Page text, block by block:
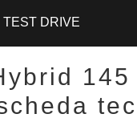
TEST DRIVE